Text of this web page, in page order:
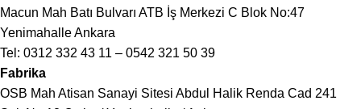
Macun Mah Batı Bulvarı ATB İş Merkezi C Blok No:47
Yenimahalle Ankara
Tel: 0312 332 43 11 – 0542 321 50 39
Fabrika
OSB Mah Atisan Sanayi Sitesi Abdul Halik Renda Cad 241